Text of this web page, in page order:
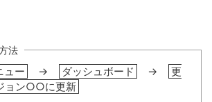
法
ュー → ダッシュボード →
更
ョン○○に更新